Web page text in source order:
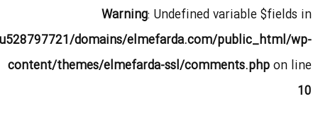
Warning: Undefined variable $fields in
domains/elmefarda.com/public_html/wp-
content/themes/elmefarda-ssl/comments.phpon line
10